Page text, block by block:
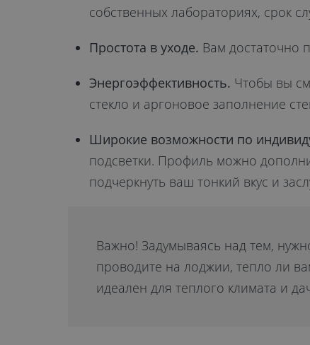
собственных лабораториях, срок
Простота в уходе. Вам достаточно
Энергоэффективность. Чтобы вы
стекло и аргоновое заполнение
Широкие возможности по
подсветки. Профиль можно
подчеркнуть ваш тонкий вкус и
Важно! Задумываясь над тем,
проводите на лоджии, тепло ли
идеален для теплого климата и